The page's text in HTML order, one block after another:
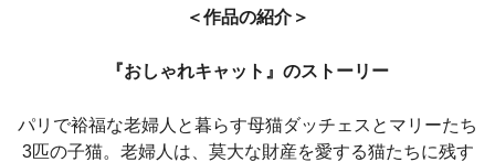
＜作品の紹介＞
『おしゃれキャット』のストーリー
パリで裕福な老婦人と暮らす母猫ダッチェスとマリーたち
3匹の子猫。老婦人は、莫大な財産を愛する猫たちに残す